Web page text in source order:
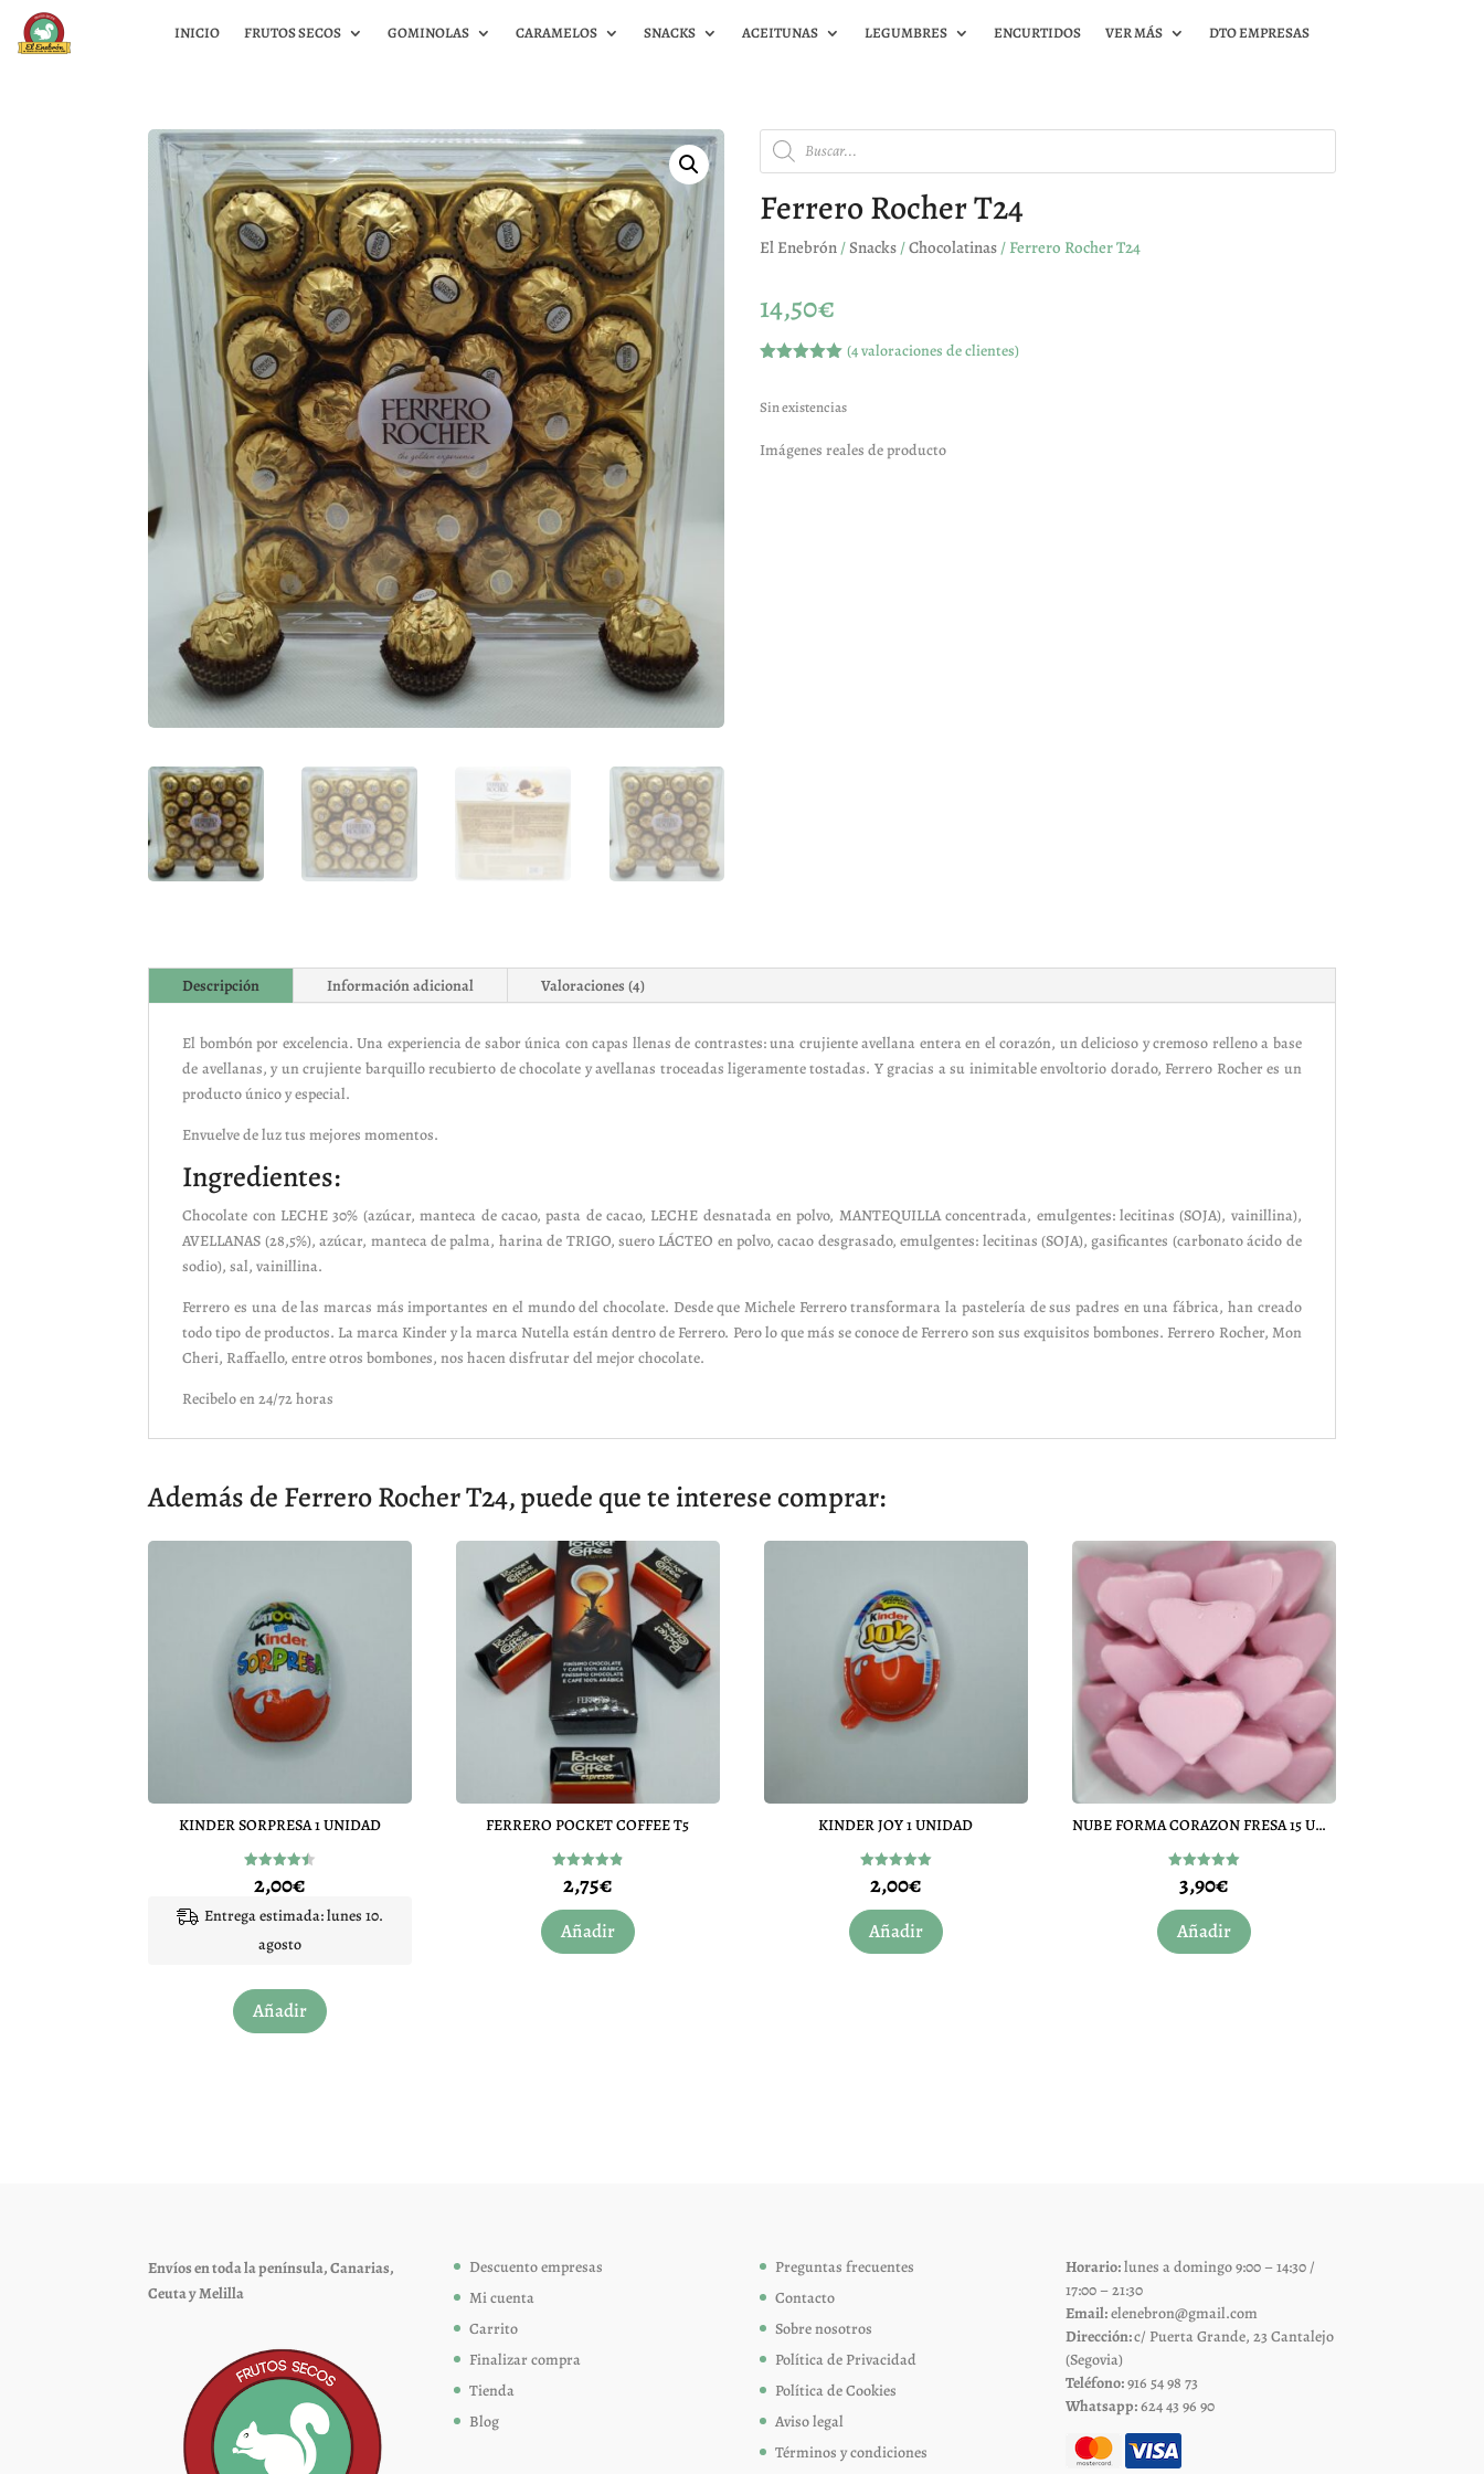
INICIO FRUTOS SECOS GOMINOLAS CARAMELOS SNACKS ACEITUNAS LEGUMBRES ENCURTIDOS VER MÁS DTO EMPRESAS
Búsqueda
de
productos
Ferrero Rocher T24
El Enebrón / Snacks /Chocolatinas / Ferrero Rocher T24
14,50€
5 en base
s de
(4valoraciones de clientes)
Sin existencias
Imágenes reales de producto
Descripción Información adicional Valoraciones (4)
El bombón por excelencia. Una experiencia de sabor única con capas llenas de contrastes: una crujiente avellana entera en el corazón, un delicioso y cremoso relleno a base
de avellanas, y un crujiente barquillo recubierto de chocolate y avellanas troceadas ligeramente tostadas. Y gracias a su inimitable envoltorio dorado, Ferrero Rocher es un
producto único y especial.
Envuelve de luz tus mejores momentos.
Ingredientes:
Chocolate con LECHE 30% (azúcar, manteca de cacao, pasta de cacao, LECHE desnatada en polvo, MANTEQUILLA concentrada, emulgentes: lecitinas (SOJA), vainillina),
AVELLANAS (28,5%), azúcar, manteca de palma, harina de TRIGO, suero LÁCTEO en polvo, cacao desgrasado, emulgentes: lecitinas (SOJA), gasificantes (carbonato ácido de
sodio), sal, vainillina.
Ferrero es una de las marcas más importantes en el mundo del chocolate. Desde que Michele Ferrero transformara la pastelería de sus padres en una fábrica, han creado
todo tipo de productos. La marca Kinder y la marca Nutella están dentro de Ferrero. Pero lo que más se conoce de Ferrero son sus exquisitos bombones. Ferrero Rocher, Mon
Cheri, Raffaello, entre otros bombones, nos hacen disfrutar del mejor chocolate.
Recibelo en 24/72 horas
Además de Ferrero Rocher T24, puede que te interese comprar:
KINDER SORPRESA 1 UNIDAD
Valorado
con
de 5
2,00€
Entrega estimada: lunes 10.
agosto
Añadir
FERRERO POCKET COFFEE T5
Valorado
con
2,75€
Añadir
KINDER JOY 1 UNIDAD
Valorado
con
2,00€
Añadir
NUBE FORMA CORAZON FRESA 15 UNIDADES
Valorado
con
3,90€
Añadir
Envíos en toda la península, Canarias,
Ceuta y Melilla
Descuento empresas
Mi cuenta
Carrito
Finalizar compra
Tienda
Blog
Preguntas frecuentes
Contacto
Sobre nosotros
Política de Privacidad
Política de Cookies
Aviso legal
Términos y condiciones
Horario:lunes a domingo 9:00 – 14:30 /
17:00 – 21:30
Email:elenebron@gmail.com
Dirección:c/ Puerta Grande, 23 Cantalejo
(Segovia)
Teléfono:916 54 98 73
Whatsapp:624 43 96 90